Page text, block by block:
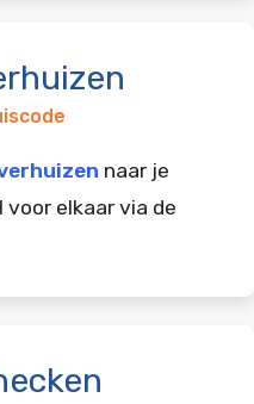
naar je
elkaar via de